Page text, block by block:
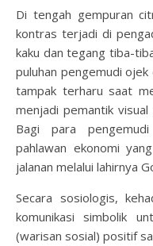
Di tengah gempuran
kontras terjadi di
kaku dan tegang tiba-
puluhan pengemudi ojek
tampak terharu saat
menjadi pemantik
Bagi para pengemudi
pahlawan ekonomi
jalanan melalui lahirnya
Secara sosiologis,
komunikasi simbolik
(warisan sosial) positif